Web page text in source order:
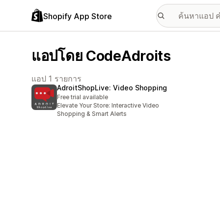
Shopify App Store
แอปโดย CodeAdroits
แอป 1 รายการ
AdroitShopLive: Video Shopping
Free trial available
Elevate Your Store: Interactive Video
Shopping & Smart Alerts